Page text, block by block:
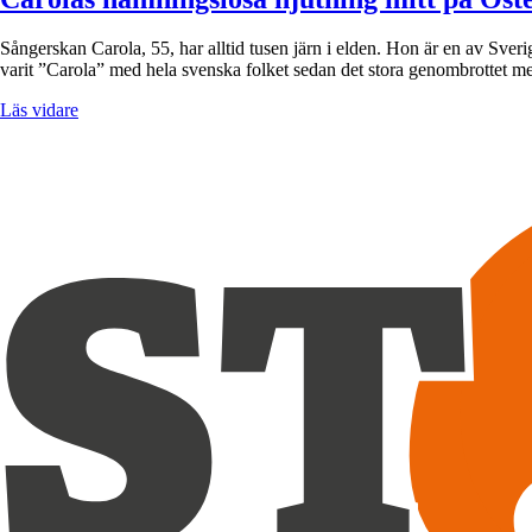
Sångerskan Carola, 55, har alltid tusen järn i elden. Hon är en av
varit ”Carola” med hela svenska folket sedan det stora genombrottet
Läs vidare